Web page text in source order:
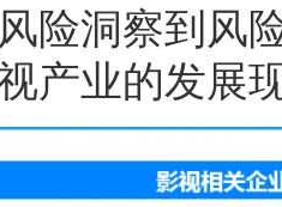
险洞察到风
产业的发展